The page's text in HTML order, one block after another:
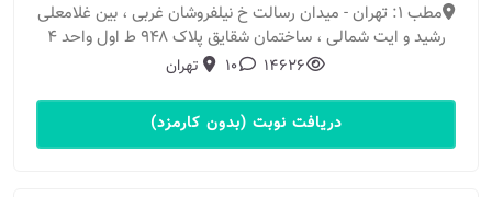
مطب 1: تهران - میدان رسالت خ نیلفروشان غربی ، بین غلامعلی
رشید و ایت شمالی ، ساختمان شقایق پلاک ۹۴۸ ط اول واحد ۴
14626
10 تهران
دریافت نوبت (بدون کارمزد)